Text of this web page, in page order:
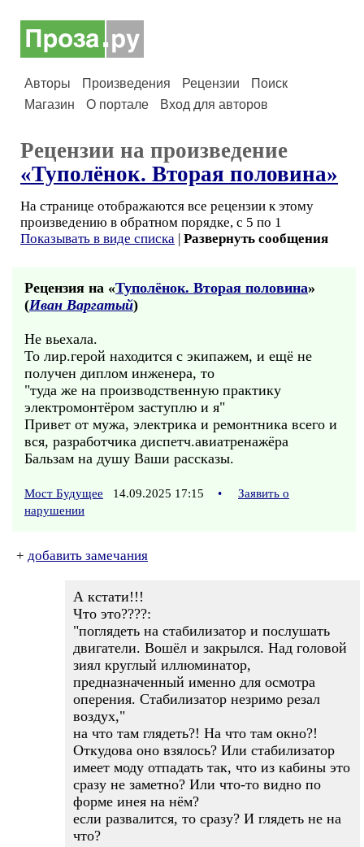
Авторы Произведения Рецензии
Поиск
Магазин
О портале Вход для авторов
Рецензии на произведение
«Туполёнок. Вторая половина»
На странице отображаются все рецензии к этому
произведению в обратном порядке, с 5 по 1
Показывать в виде списка | Развернуть сообщения
Рецензия на «Туполёнок. Вторая половина»
(Иван Варгатый)
Не вьехала.
То лир.герой находится с экипажем, и ещё не
получен диплом инженера, то
"туда же на производственную практику
электромонтёром заступлю и я"
Привет от мужа, электрика и ремонтника всего и
вся, разработчика диспетч.авиатренажёра
Бальзам на душу Ваши рассказы.
Мост Будущее 14.09.2025 17:15 •
Заявить о
нарушении
+ добавить замечания
А кстати!!!
Что это????:
"поглядеть на стабилизатор и послушать
двигатели. Вошёл и закрылся. Над головой
зиял круглый иллюминатор,
предназначенный именно для осмотра
оперения. Стабилизатор незримо резал
воздух,"
на что там глядеть?! На что там окно?!
Откудова оно взялось? Или стабилизатор
имеет моду отпадать так, что из кабины это
сразу не заметно? Или что-то видно по
форме инея на нём?
если развалится, то сразу? И глядеть не на
что?